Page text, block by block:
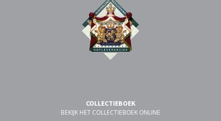
COLLECTIEBOEK
BEKIJK HET COLLECTIEBOEK ONLINE